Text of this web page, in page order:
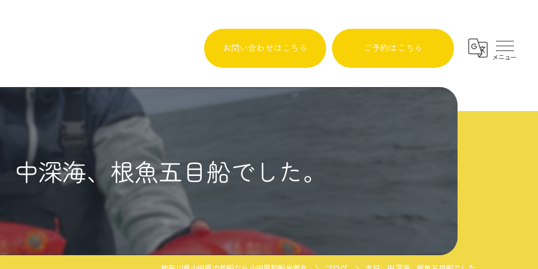
お問い合わせはこちら ご予約はこちら
中深海、根魚五目船でした。